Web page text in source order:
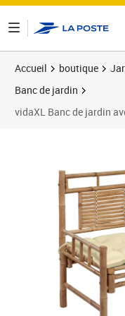
Accueil boutique
Banc de jardin
vidaXL Banc de jardin